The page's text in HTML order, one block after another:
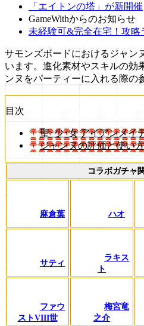
「エイトンの塔」が新開催
GameWithからのお知らせ
未経験可&完全在宅！攻略
サモンズボードにおけるジャン
います。進化素材やスキルの効
ンヌをパーティーに入れる際の
目次
聖･少･女 アイアンメイ
ジャンヌの評価と使い方
コラボガチャ
麻倉葉 ハオ
サティ
ラキス
ト
ファウ
ストVIII世
梅宮竜
之介